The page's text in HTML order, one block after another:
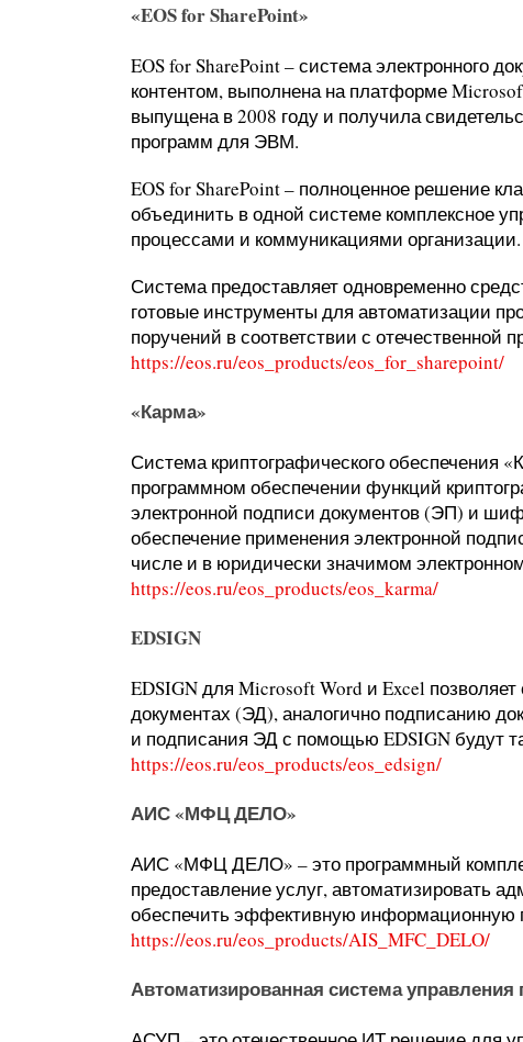
«EOS for SharePoint»
EOS for SharePoint – система электронного
контентом, выполнена на платформе
выпущена в 2008 году и получила
программ для ЭВМ.
EOS for SharePoint – полноценное решение
объединить в одной системе комплексное
процессами и коммуникациями организации.
Система предоставляет одновременно
готовые инструменты для автоматизации
поручений в соответствии с
https://eos.ru/eos_products/eos_for_sharepoint/
«Карма»
Система криптографического обеспечения
программном обеспечении функций
электронной подписи документов (ЭП) и
обеспечение применения электронной
числе и в юридически значимом
https://eos.ru/eos_products/eos_karma/
EDSIGN
EDSIGN для Microsoft Word и Excel
документах (ЭД), аналогично подписанию
и подписания ЭД с помощью EDSIGN будут
https://eos.ru/eos_products/eos_edsign/
АИС «МФЦ ДЕЛО»
АИС «МФЦ ДЕЛО» – это программный
предоставление услуг, автоматизировать
обеспечить эффективную информационную
https://eos.ru/eos_products/AIS_MFC_DELO/
Автоматизированная система